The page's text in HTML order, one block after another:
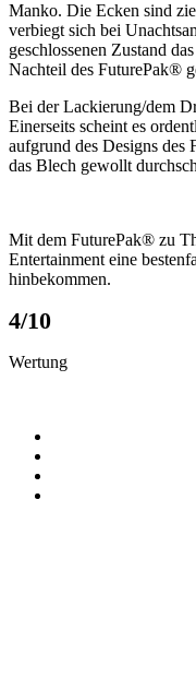
Manko. Die Ecken sind
verbiegt sich bei
geschlossenen Zustand
Nachteil des FuturePak®
Bei der Lackierung/dem
Einerseits scheint es
aufgrund des Designs des
das Blech gewollt
Mit dem FuturePak® zu
Entertainment eine
hinbekommen.
4/10
Wertung